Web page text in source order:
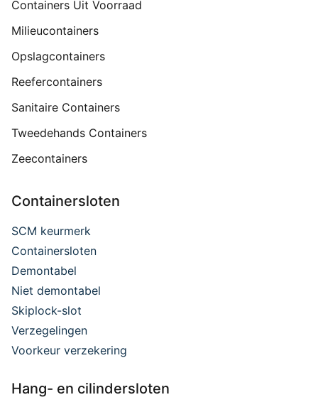
Containers Uit Voorraad
Milieucontainers
Opslagcontainers
Reefercontainers
Sanitaire Containers
Tweedehands Containers
Zeecontainers
Containersloten
SCM keurmerk
Containersloten
Demontabel
Niet demontabel
Skiplock-slot
Verzegelingen
Voorkeur verzekering
Hang- en cilindersloten